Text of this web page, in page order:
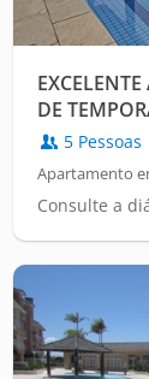
DE
5 Pessoas
Apartamento
Consulte a